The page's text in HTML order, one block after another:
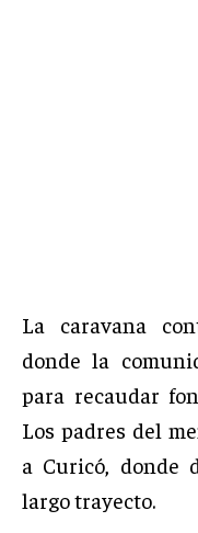
La caravana
donde la
para recaudar
Los padres del
a Curicó, donde
largo trayecto.